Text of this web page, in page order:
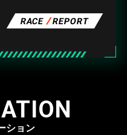
RACE REPORT
ション